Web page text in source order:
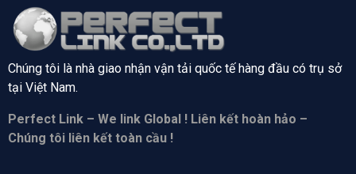
Chúng tôi là nhà giao nhận vận tải quốc tế hàng đầu có trụ sở
tại Việt Nam.
Perfect Link – We link Global ! Liên kết hoàn hảo –
Chúng tôi liên kết toàn cầu !